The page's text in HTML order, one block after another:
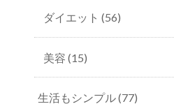
ダイエット (56)
美容 (15)
生活もシンプル(77)